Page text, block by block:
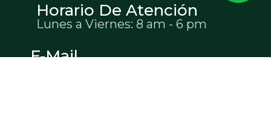
Horario De Atención
Lunes a Viernes: 8 am - 6 pm
E-Mail